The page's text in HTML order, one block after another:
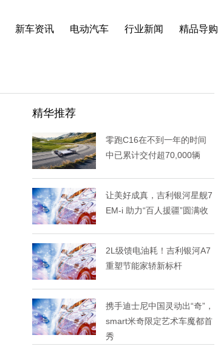
新车资讯 电动汽车 行业新闻 精品导购
精华推荐
零跑C16在不到一年的时间
中已累计交付超70,000辆
让美好成真，吉利银河星舰7
EM-i 助力“百人援疆”圆满收
2L级馈电油耗！吉利银河A7
重塑节能家轿新标杆
携手迪士尼中国灵动出“奇”，
smart米奇限定艺术车魔都首
秀